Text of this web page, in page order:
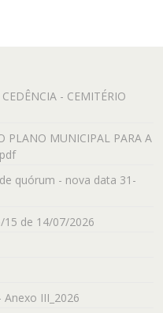
- CEMITÉRIO
PLANO MUNICIPAL PARA A
quórum - nova data 31-
15 de 14/07/2026
III_2026